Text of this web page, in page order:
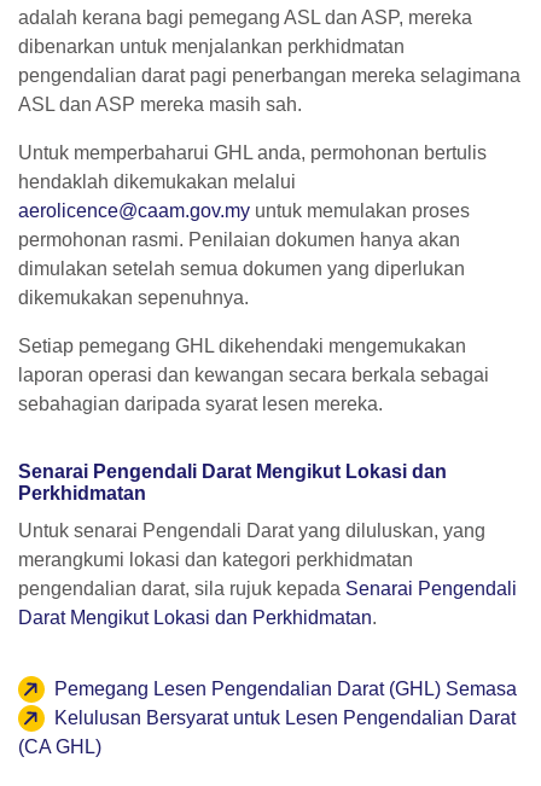
adalah kerana bagi pemegang ASL dan ASP, mereka
dibenarkan untuk menjalankan perkhidmatan
pengendalian darat pagi penerbangan mereka selagimana
ASL dan ASP mereka masih sah.
Untuk memperbaharui GHL anda, permohonan bertulis
hendaklah dikemukakan melalui
aerolicence@caam.gov.my untuk memulakan proses
permohonan rasmi. Penilaian dokumen hanya akan
dimulakan setelah semua dokumen yang diperlukan
dikemukakan sepenuhnya.
Setiap pemegang GHL dikehendaki mengemukakan
laporan operasi dan kewangan secara berkala sebagai
sebahagian daripada syarat lesen mereka.
Senarai Pengendali Darat Mengikut Lokasi dan
Perkhidmatan
Untuk senarai Pengendali Darat yang diluluskan, yang
merangkumi lokasi dan kategori perkhidmatan
pengendalian darat, sila rujuk kepada Senarai Pengendali
Darat Mengikut Lokasi dan Perkhidmatan.
Pemegang Lesen Pengendalian Darat (GHL) Semasa
Kelulusan Bersyarat untuk Lesen Pengendalian Darat
(CA GHL)